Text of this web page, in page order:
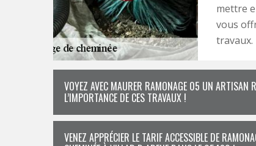
mettre
vous
travaux.
VOYEZ AVEC MAURER RAMONAGE 05 UN ARTISAN
L’IMPORTANCE DE CES TRAVAUX !
VENEZ APPRÉCIER LE TARIF ACCESSIBLE DE